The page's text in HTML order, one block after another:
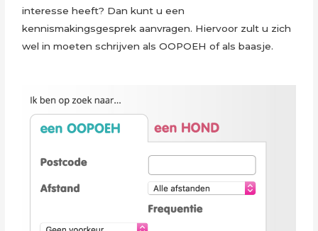
interesse heeft? Dan kunt u een
kennismakingsgesprek aanvragen. Hiervoor zult u zich
wel in moeten schrijven als OOPOEH of als baasje.